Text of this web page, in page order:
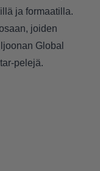
ja formaatilla.
joiden
Global
pelejä.